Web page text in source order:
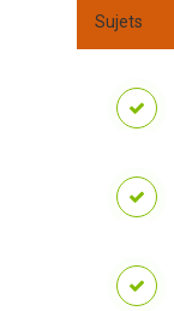
Sujets